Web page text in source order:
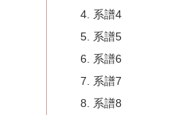
系譜4
系譜5
系譜6
系譜7
系譜8